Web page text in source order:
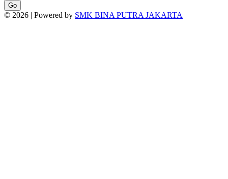
Go
© 2026 | Powered by SMK BINA PUTRA JAKARTA